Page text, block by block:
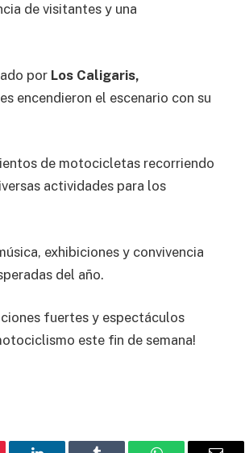
de visitantes y una
por Los Caligaris,
encendieron el escenario con su
de motocicletas recorriendo
actividades para los
exhibiciones y convivencia
del año.
fuertes y espectáculos
este fin de semana!